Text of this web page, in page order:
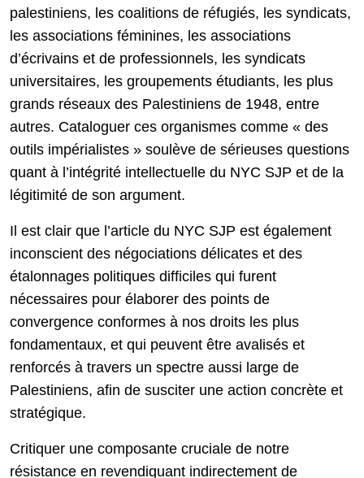
palestiniens, les coalitions de réfugiés, les syndicats,
les associations féminines, les associations
d’écrivains et de professionnels, les syndicats
universitaires, les groupements étudiants, les plus
grands réseaux des Palestiniens de 1948, entre
autres. Cataloguer ces organismes comme « des
outils impérialistes » soulève de sérieuses questions
quant à l’intégrité intellectuelle du NYC SJP et de la
légitimité de son argument.
Il est clair que l’article du NYC SJP est également
inconscient des négociations délicates et des
étalonnages politiques difficiles qui furent
nécessaires pour élaborer des points de
convergence conformes à nos droits les plus
fondamentaux, et qui peuvent être avalisés et
renforcés à travers un spectre aussi large de
Palestiniens, afin de susciter une action concrète et
stratégique.
Critiquer une composante cruciale de notre
résistance en revendiquant indirectement de